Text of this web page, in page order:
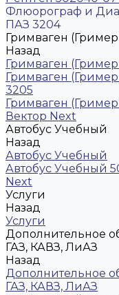
Флюорограф и
ПАЗ 3204
Гримваген
Назад
Гримваген
Гримваген
3205
Гримваген
Вектор Next
Автобус Учебный
Назад
Автобус Учебный
Автобус Учебный
Next
Услуги
Назад
Услуги
Дополнительное
ГАЗ, КАВЗ, ЛиАЗ
Назад
Дополнительное
ГАЗ, КАВЗ, ЛиАЗ